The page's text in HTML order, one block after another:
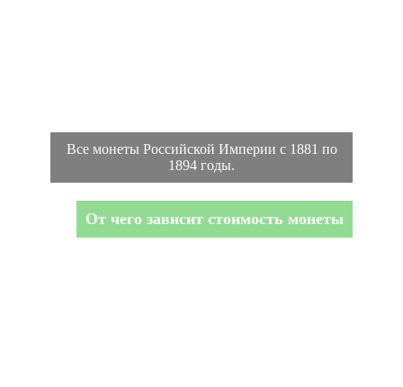
Все монеты Российской Империи с 1881 по
1894 годы.
От чего зависит стоимость монеты